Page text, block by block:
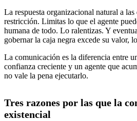
La respuesta organizacional natural a las
restricción. Limitas lo que el agente
humana de todo. Lo ralentizas. Y
gobernar la caja negra excede su valor,
La comunicación es la diferencia entre
confianza creciente y un agente que
no vale la pena ejecutarlo.
Tres razones por las que la
existencial